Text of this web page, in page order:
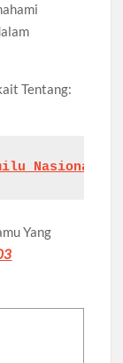
Tentang:
Nasional:
Yang